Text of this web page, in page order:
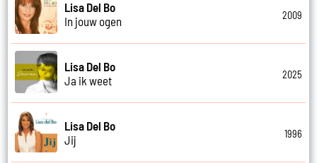
Lisa Del Bo
In jouw ogen
2009
Lisa Del Bo
Ja ik weet
2025
Lisa Del Bo
Jij
1996